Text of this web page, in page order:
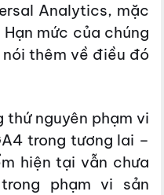
Analytics, mặc
mức của chúng
thêm về điều đó
nguyên phạm vi
trong tương lai –
hiện tại vẫn chưa
phạm vi sản